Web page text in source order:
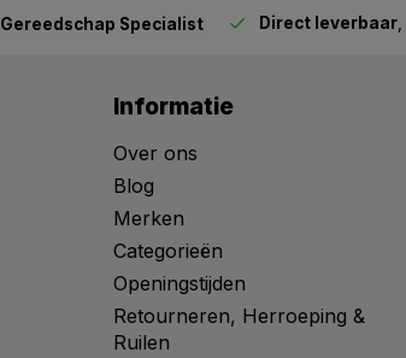
Gereedschap Specialist Direct leverbaar
Informatie
Over ons
Blog
Merken
Categorieën
Openingstijden
Retourneren, Herroeping &
Ruilen